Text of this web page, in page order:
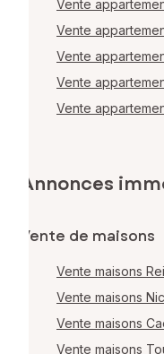
Vente
Vente
Vente
Vente
Vente
Annonces
Vente de maisons
Vente maisons
Vente maisons
Vente maisons
Vente maisons